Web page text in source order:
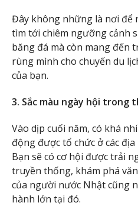
Đây không những là nơi để
tìm tới chiêm ngưỡng cảnh
băng đá mà còn mang đến
rùng mình cho chuyến du
của bạn.
3. Sắc màu ngày hội trong
Vào dịp cuối năm, có khá
động được tổ chức ở các
Bạn sẽ có cơ hội được trải
truyền thống, khám phá
của người nước Nhật cũng
hành lớn tại đó.